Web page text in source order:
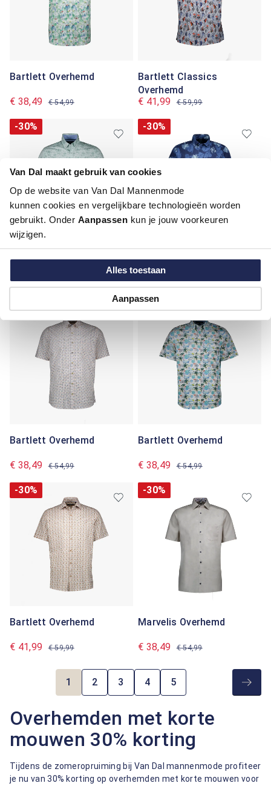
Van Dal maakt gebruik van cookies
Op de website van Van Dal Mannenmode
kunnen cookies en vergelijkbare technologieën worden
gebruikt. Onder Aanpassen kun je jouw voorkeuren
wijzigen.
Alles toestaan
Aanpassen
Bartlett Overhemd
€ 38,49 € 54,99
Bartlett Classics
Overhemd
€ 41,99
€ 59,99
-30%
Bartlett Overhemd
€ 38,49
-30%
Bartlett Overhemd
€ 38,49
-30%
Bartlett Overhemd
€ 38,49 € 54,99
-30%
Bartlett Overhemd
€ 38,49 € 54,99
-30%
Bartlett Overhemd
€ 41,99 € 59,99
-30%
Marvelis Overhemd
€ 38,49 € 54,99
Pagina
1
Pagina
2
Pagina
3
Pagina
4
Pagina
5
Overhemden met korte
mouwen 30% korting
Tijdens de zomeropruiming bij Van Dal mannenmode profiteer
je nu van 30% korting op overhemden met korte mouwen voor